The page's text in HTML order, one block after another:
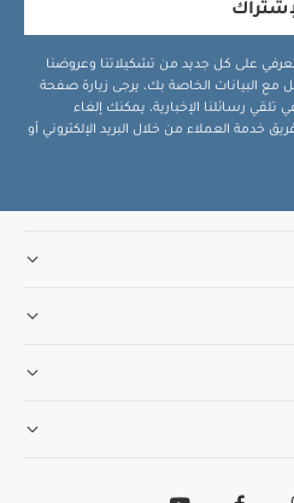
على كل جديد من تشكيلاتنا وعروضنا
مع البيانات الخاصة بك، يرجى زيارة صفحة
تلقي رسائلنا الإخبارية، يمكنك إلغاء
خدمة العملاء من خلال البريد الإلكتروني أو